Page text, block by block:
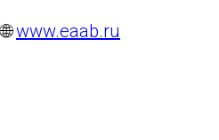
🌐www.eaab.ru